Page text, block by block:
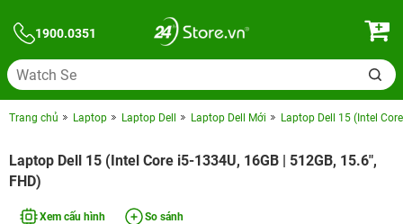
1900.0351
Trang chủ Laptop Laptop Dell Laptop Dell Mới Laptop Dell 15 (Intel
Laptop Dell 15 (Intel Core i5-1334U, 16GB | 512GB, 15.6",
FHD)
Xem cấu hình So sánh